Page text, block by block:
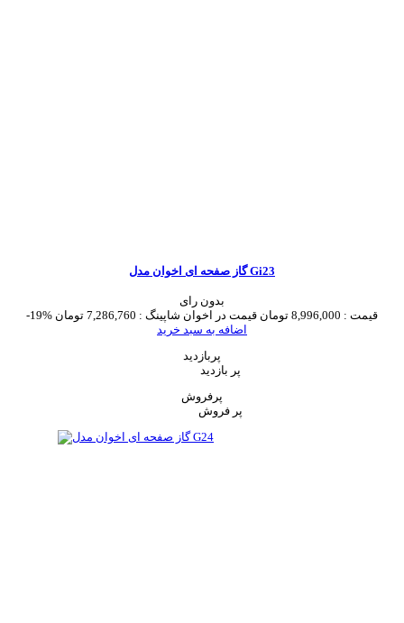
گاز صفحه ای اخوان مدل Gi23
بدون رای
-19%
قیمت : 8,996,000 تومان قیمت در اخوان شاپینگ : 7,286,760 تومان
اضافه به سبد خرید
پربازدید
پر بازدید
پرفروش